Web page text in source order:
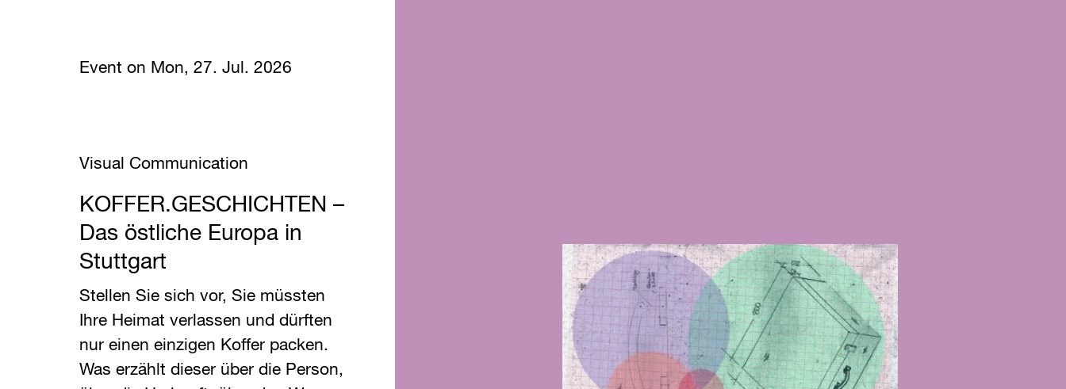
Event on Mon, 27. Jul. 2026
Visual Communication
KOFFER.GESCHICHTEN –
Das östliche Europa in
Stuttgart
Stellen Sie sich vor, Sie müssten
Ihre Heimat verlassen und dürften
nur einen einzigen Koffer packen.
Was erzählt dieser über die Person,